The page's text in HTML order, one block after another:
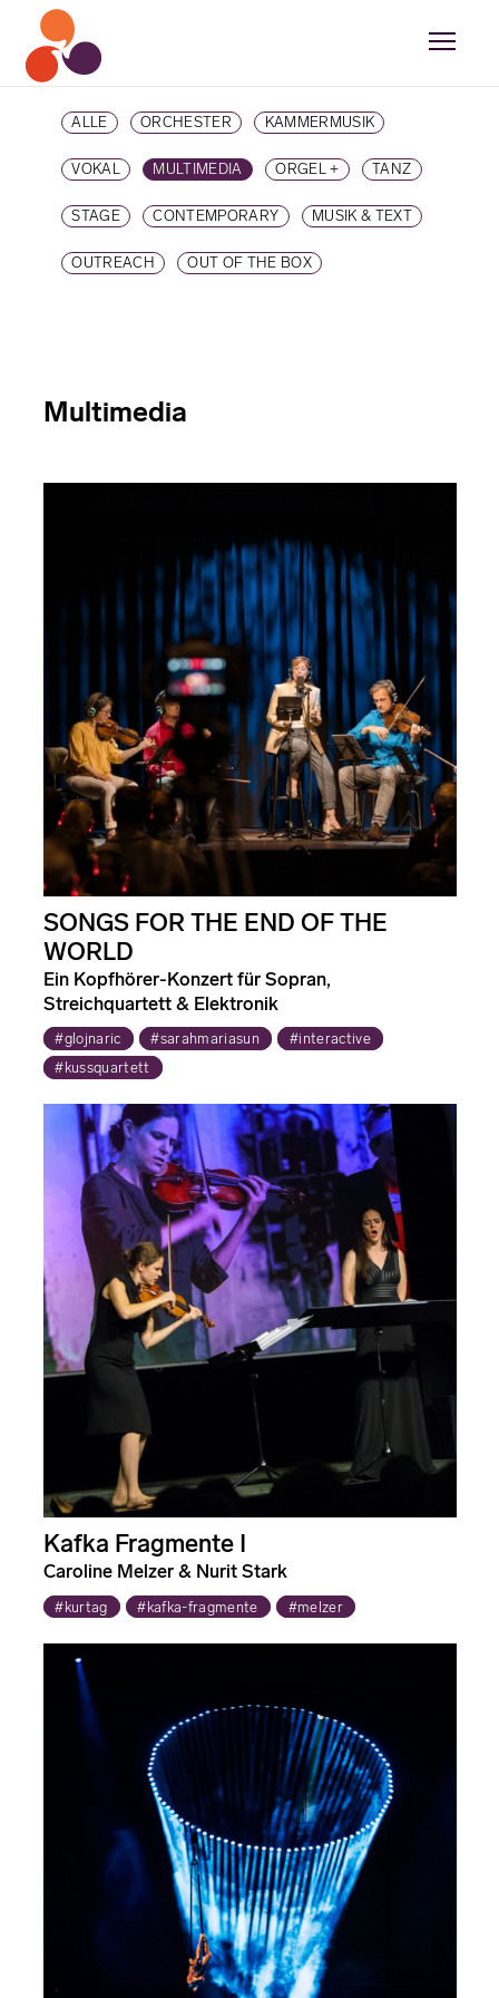
ALLE ORCHESTER KAMMERMUSIK
VOKAL MULTIMEDIA ORGEL + TANZ
STAGE CONTEMPORARY MUSIK & TEXT
OUTREACH OUT OF THE BOX
Multimedia
SONGS FOR THE END OF THE
WORLD
Ein Kopfhörer-Konzert für Sopran,
Streichquartett & Elektronik
#glojnaric #sarahmariasun
#interactive
#kussquartett
Kafka Fragmente I
Caroline Melzer & Nurit Stark
#kurtag #kafka-fragmente #melzer